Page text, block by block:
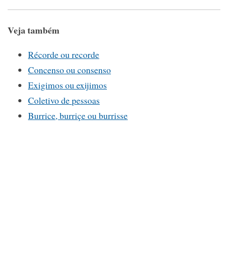
Veja também
Récorde ou recorde
Concenso ou consenso
Exigimos ou exijimos
Coletivo de pessoas
Burrice, burriçe ou burrisse